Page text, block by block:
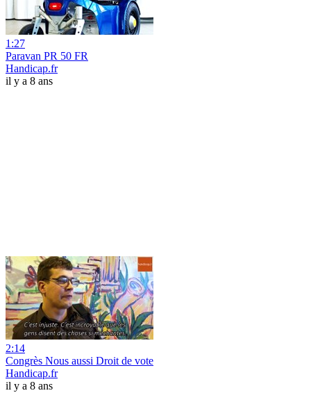
1:27
Paravan PR 50 FR
Handicap.fr
il y a 8 ans
2:14
Congrès Nous aussi Droit de vote
Handicap.fr
il y a 8 ans